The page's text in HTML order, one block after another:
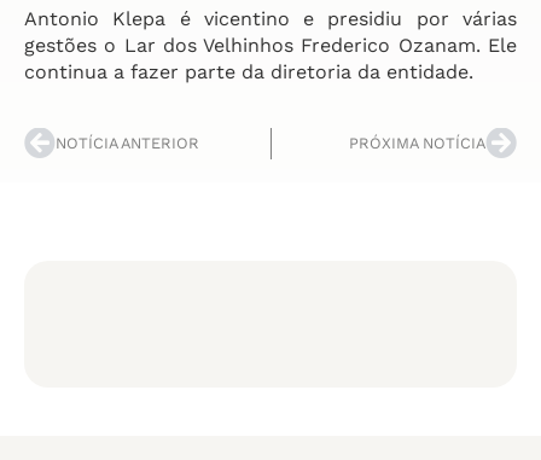
Antonio Klepa é vicentino e presidiu por várias
gestões o Lar dos Velhinhos Frederico Ozanam. Ele
continua a fazer parte da diretoria da entidade.
NOTÍCIA ANTERIOR PRÓXIMA NOTÍCIA